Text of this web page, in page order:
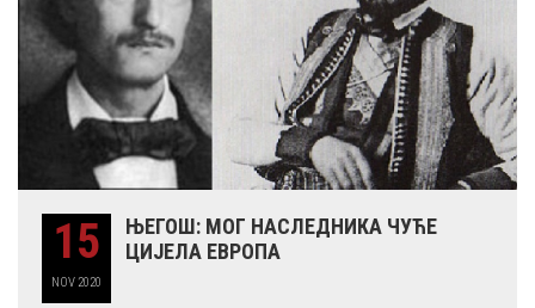
15
NOV 2020
ЊЕГОШ: МОГ НАСЛЕДНИКА ЧУЋЕ
ЦИЈЕЛА ЕВРОПА